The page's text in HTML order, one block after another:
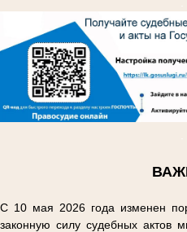
С 10 мая 2026 года изменен
законную силу судебных актов